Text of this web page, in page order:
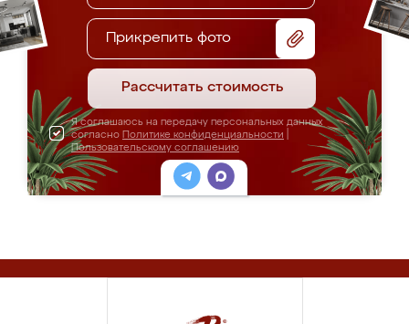
Прикрепить фото
Рассчитать стоимость
Я соглашаюсь на передачу персональных данных
согласно Политике конфиденциальности
Пользовательскому соглашению